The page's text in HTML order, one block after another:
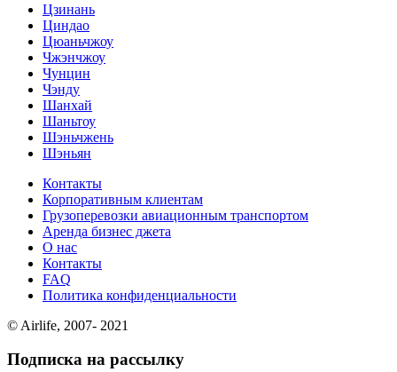
Цзинань
Циндао
Цюаньчжоу
Чжэнчжоу
Чунцин
Чэнду
Шанхай
Шаньтоу
Шэньчжень
Шэньян
Контакты
Корпоративным клиентам
Грузоперевозки авиационным транспортом
Аренда бизнес джета
О нас
Контакты
FAQ
Политика конфиденциальности
© Airlife, 2007- 2021
Подписка на рассылку